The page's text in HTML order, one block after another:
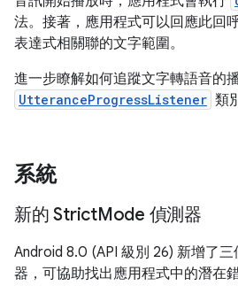
法。接著，應用程式可以回應此回
表達式相關聯的文字範圍。
進一步瞭解如何追蹤文字轉語音的
UtteranceProgressListener 類
系統
新的 StrictMode 偵測器
Android 8.0 (API 級別 26) 新增了
器，可協助找出應用程式中的潛在